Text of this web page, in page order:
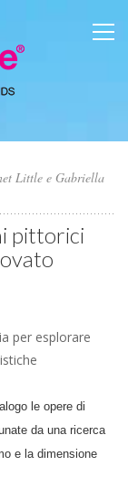
Little e Gabriella
pittorici
per esplorare
le opere di
da una ricerca
e la dimensione